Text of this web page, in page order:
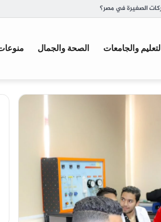
التعليم والجامعات الصحة والجمال